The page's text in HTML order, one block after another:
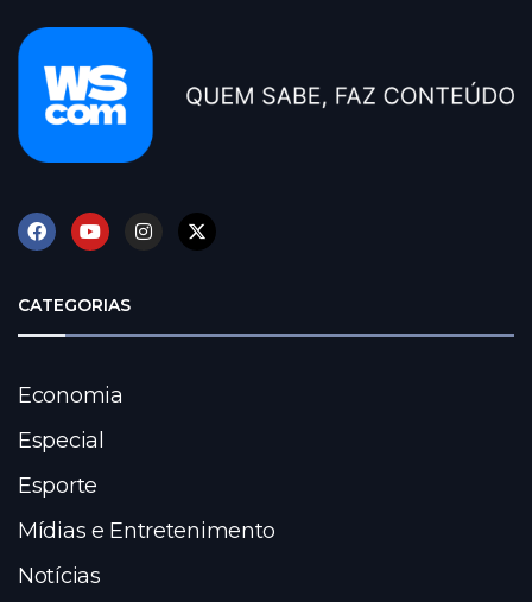
CATEGORIAS
Economia
Especial
Esporte
Mídias e Entretenimento
Notícias